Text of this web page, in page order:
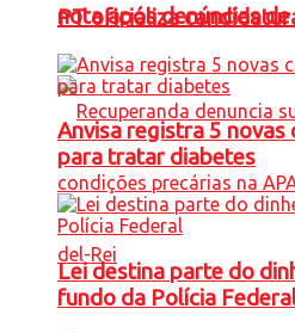
nota após denúncias
PT oficializa
Anvisa registra 5
para tratar diabetes
Lei destina parte do
fundo da Polícia